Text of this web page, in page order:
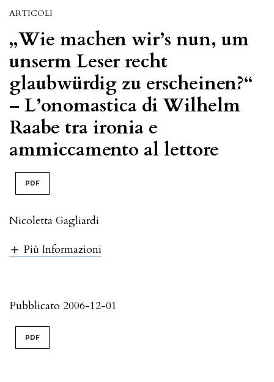
ARTICOLI
„Wie machen wir’s nun, um
unserm Leser recht
glaubwürdig zu erscheinen?“
– L’onomastica di Wilhelm
Raabe tra ironia e
ammiccamento al lettore
PDF
Nicoletta Gagliardi
Più Informazioni
Pubblicato 2006-12-01
PDF